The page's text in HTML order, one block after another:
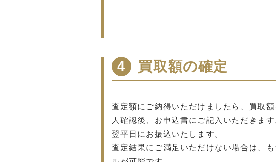
4 買取額の確定
査定額にご納得いただけましたら、買取
人確認後、お申込書にご記入いただきま
翌平日にお振込いたします。
査定結果にご満足いただけない場合は、